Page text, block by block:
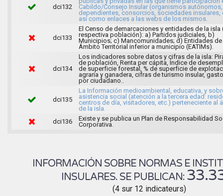
dci132
Cabildo/Consejo Insular (organismos
dependientes, consorcios, sociedades insulares,
así como enlaces a las webs de los mismos.
dci133
El Censo de demarcaciones y entidades de la isla
respectiva población): a) Partidos judiciales, b)
Municipios; c) Mancomunidades; d) Entidades de
Ámbito Territorial inferior a municipio (EATIMs).
dci134
Los indicadores sobre datos y cifras de la isla:
de población, Renta per cápita, Índice de
de superficie forestal, % de superficie de
agraria y ganadera, cifras de turismo insular,
por ciudadano..
dci135
La Información medioambiental, educativa, y
asistencia social (atención a la tercera edad:
centros de día, visitadores, etc.) perteneciente al
de la isla.
dci136
Existe y se publica un Plan de Responsabilidad
Corporativa.
INFORMACIÓN SOBRE NORMAS E
INSULARES. SE PUBLICAN:
(4 sur 12 indicateurs)